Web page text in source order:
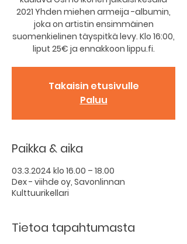
2021 Yhden miehen armeija -albumin,
joka on artistin ensimmäinen
suomenkielinen täyspitkä levy. Klo 16:00,
liput 25€ ja ennakkoon lippu.fi.
Takaisin etusivulle
Paluu
Paikka & aika
03.3.2024 klo 16.00 – 18.00
Dex - viihde oy, Savonlinnan
Kulttuurikellari
Tietoa tapahtumasta